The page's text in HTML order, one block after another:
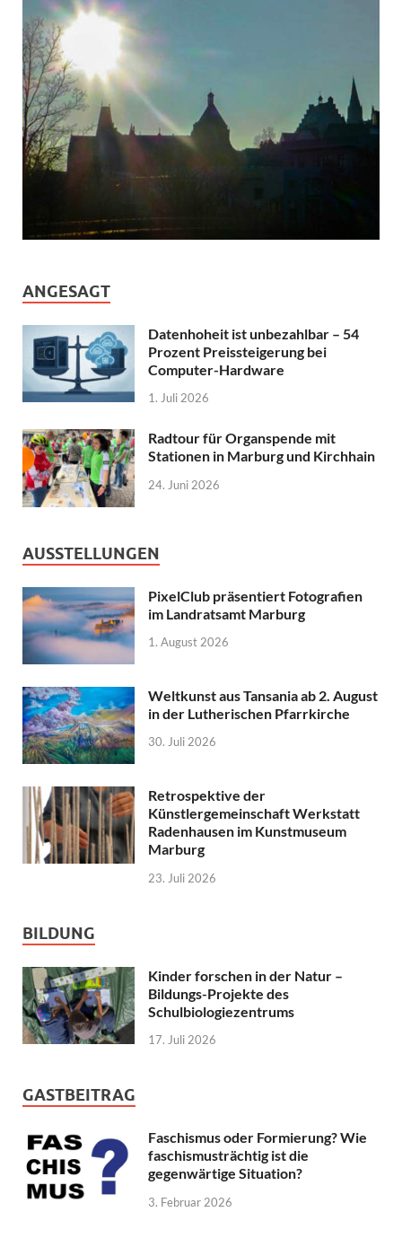
ANGESAGT
Datenhoheit ist unbezahlbar – 54
Prozent Preissteigerung bei
Computer-Hardware
1. Juli 2026
Radtour für Organspende mit
Stationen in Marburg und Kirchhain
24. Juni 2026
AUSSTELLUNGEN
PixelClub präsentiert Fotografien
im Landratsamt Marburg
1. August 2026
Weltkunst aus Tansania ab 2. August
in der Lutherischen Pfarrkirche
30. Juli 2026
Retrospektive der
Künstlergemeinschaft Werkstatt
Radenhausen im Kunstmuseum
Marburg
23. Juli 2026
BILDUNG
Kinder forschen in der Natur –
Bildungs-Projekte des
Schulbiologiezentrums
17. Juli 2026
GASTBEITRAG
Faschismus oder Formierung? Wie
faschismusträchtig ist die
gegenwärtige Situation?
3. Februar 2026